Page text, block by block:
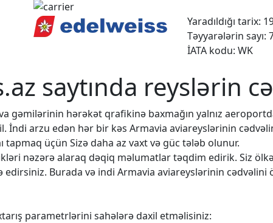
Yaradıldığı tarix:
Təyyarələrin sayı:
İATA kodu: WK
saytında reyslərin
gəmilərinin hərəkət qrafikinə baxmağın yalnız
İndi arzu edən hər bir kəs Armavia aviareyslərinin
tapmaq üçün Sizə daha az vaxt və güc tələb olunur.
nəzərə alaraq dəqiq məlumatlar təqdim edirik. Siz
edirsiniz. Burada və indi Armavia aviareyslərinin
parametrlərini sahələrə daxil etməlisiniz: